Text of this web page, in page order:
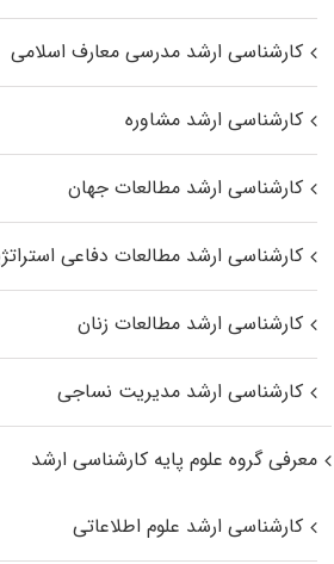
کارشناسی ارشد مدرسی معارف اسلامی
کارشناسی ارشد مشاوره
کارشناسی ارشد مطالعات جهان
کارشناسی ارشد مطالعات دفاعی
کارشناسی ارشد مطالعات زنان
کارشناسی ارشد مدیریت نساجی
معرفی گروه علوم پایه کارشناسی ارشد
کارشناسی ارشد علوم اطلاعاتی